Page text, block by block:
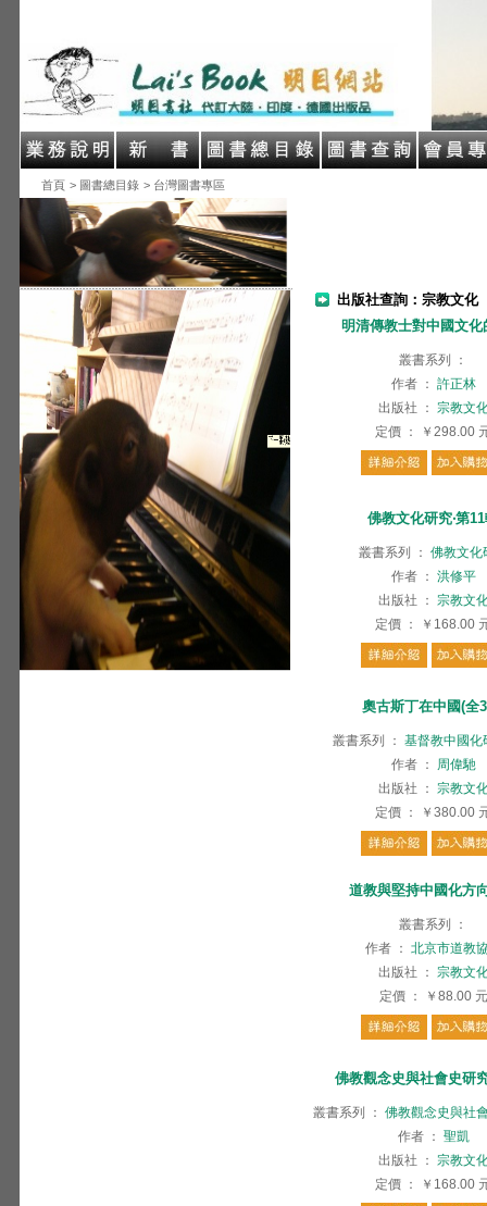
首頁 > 圖書總目錄 > 台灣圖書專區
出版社查詢：宗教文化
明清傳教士對中國文化
叢書系列
：
作者 ： 許正林
出版社
： 宗教文
定價 ： ￥298.00
佛教文化研究‧第
叢書系列 ： 佛教文化
作者 ： 洪修平
出版社
： 宗教文
定價 ： ￥168.00
奧古斯丁在中國(全
叢書系列 ： 基督教中國化
作者 ：
周偉馳
出版社
： 宗教文
定價 ： ￥380.00
道教與堅持中國化方
叢書系列
：
作者 ： 北京市道教
出版社
： 宗教文
定價 ： ￥88.00 元
佛教觀念史與社會史研
叢書系列 ： 佛教觀念史與社
作者 ： 聖凱
出版社
： 宗教文
定價 ： ￥168.00